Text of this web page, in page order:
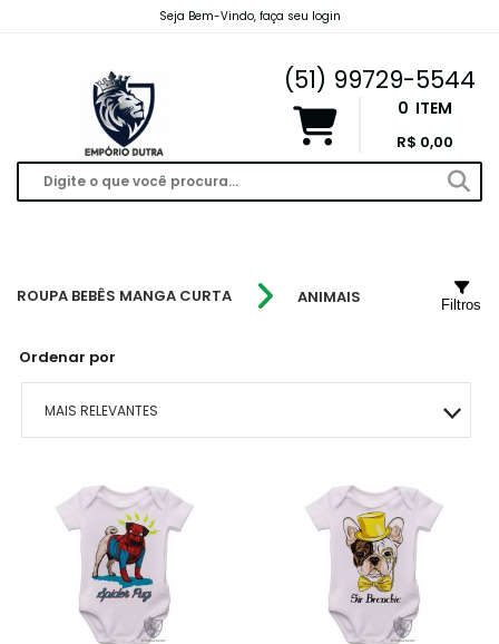
Seja Bem-Vindo, faça seu login
(51) 99729-5544
0 ITEM
R$ 0,00
ROUPA BEBÊS MANGA CURTA ANIMAIS
Ordenar por
MAIS RELEVANTES
MENOR PREÇO
MAIOR PREÇO
Filtros